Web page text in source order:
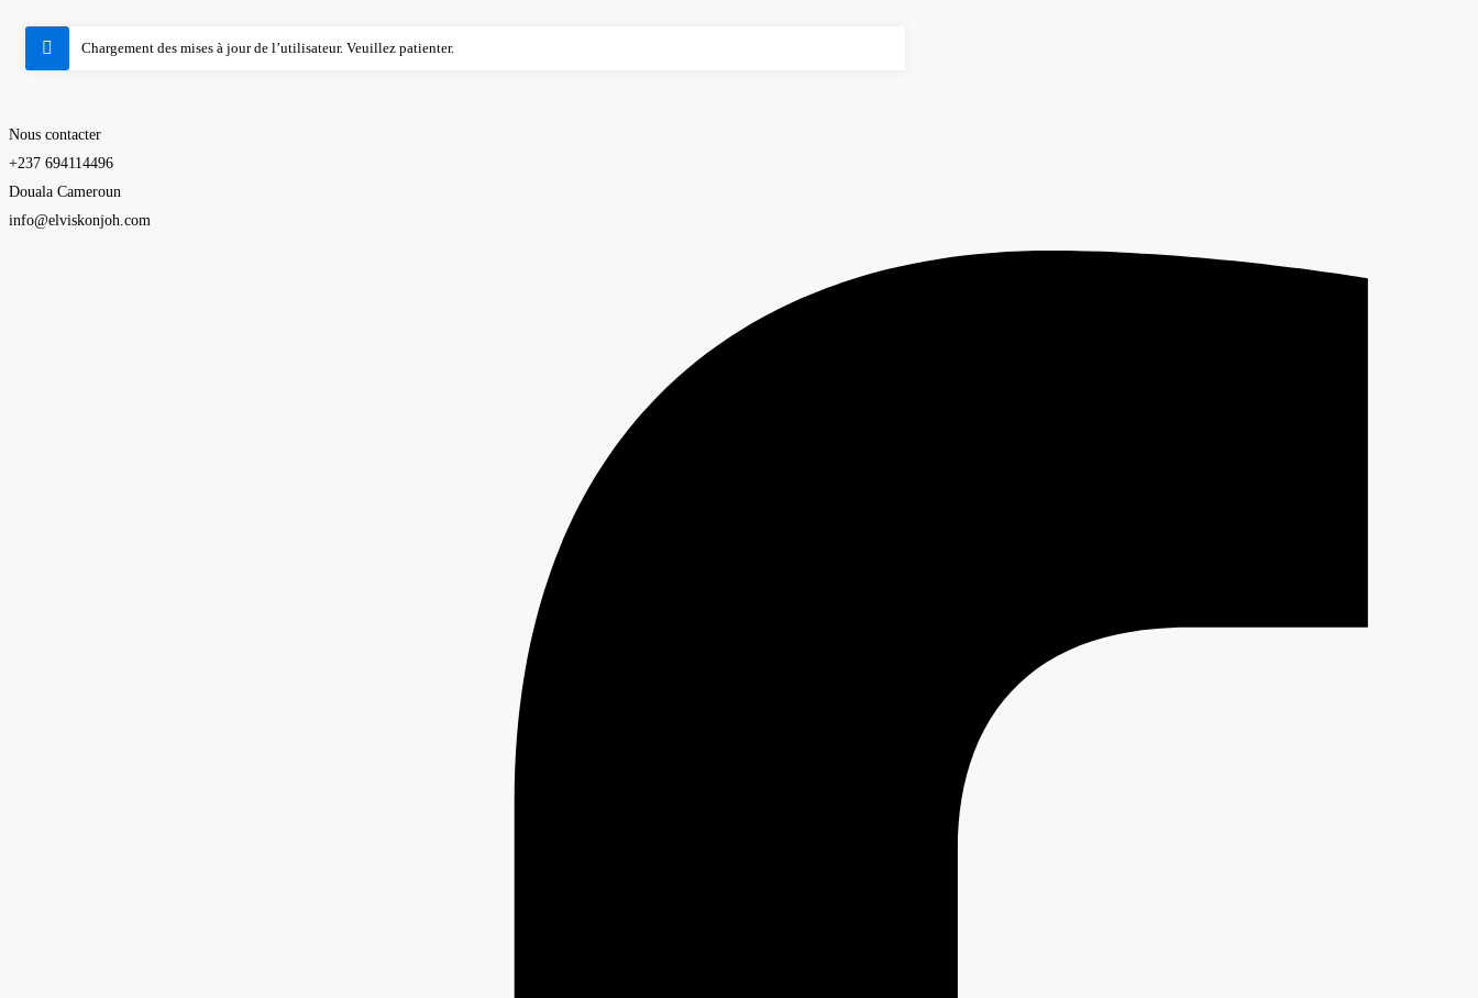
Chargement des mises à jour de l’utilisateur. Veuillez patienter.
Nous contacter
+237 694114496
Douala Cameroun
info@elviskonjoh.com